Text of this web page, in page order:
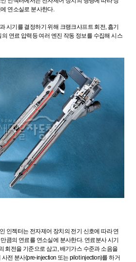
연소실로 분사한다.
시기를 결정하기 위해 크랭크샤프트 회전, 흡기
연료 압력등 여러 엔진 작동 정보를 수집해 시스
인젝터는 전자제어 장치의 전기 신호에 따라 연
큼의 연료를 연소실에 분사한다. 연료분사 시기
회전을 기준으로 삼고, 배기가스 수준과 소음을
전 분사(pre-injection 또는 pilot injection)를 하거